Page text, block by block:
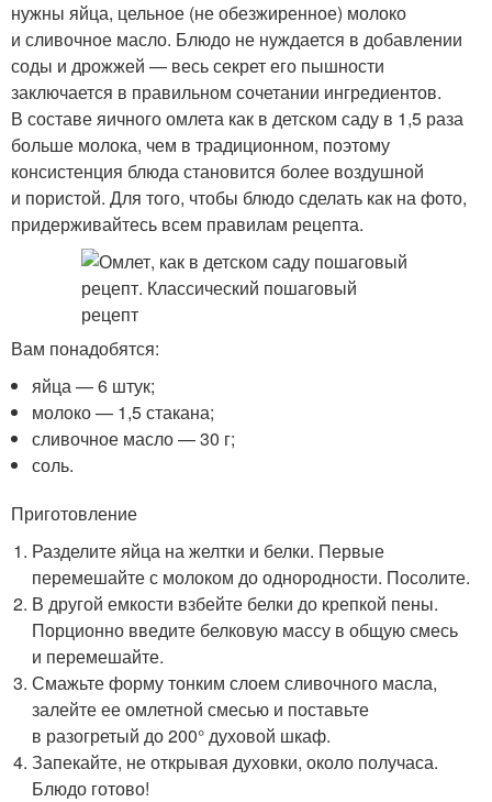
нужны яйца, цельное (не обезжиренное) молоко
и сливочное масло. Блюдо не нуждается в добавлении
соды и дрожжей — весь секрет его пышности
заключается в правильном сочетании ингредиентов.
В составе яичного омлета как в детском саду в 1,5 раза
больше молока, чем в традиционном, поэтому
консистенция блюда становится более воздушной
и пористой. Для того, чтобы блюдо сделать как на фото,
придерживайтесь всем правилам рецепта.
Вам понадобятся:
яйца — 6 штук;
молоко — 1,5 стакана;
сливочное масло — 30 г;
соль.
Приготовление
Разделите яйца на желтки и белки. Первые
перемешайте с молоком до однородности. Посолите.
В другой емкости взбейте белки до крепкой пены.
Порционно введите белковую массу в общую смесь
и перемешайте.
Смажьте форму тонким слоем сливочного масла,
залейте ее омлетной смесью и поставьте
в разогретый до 200° духовой шкаф.
Запекайте, не открывая духовки, около получаса.
Блюдо готово!